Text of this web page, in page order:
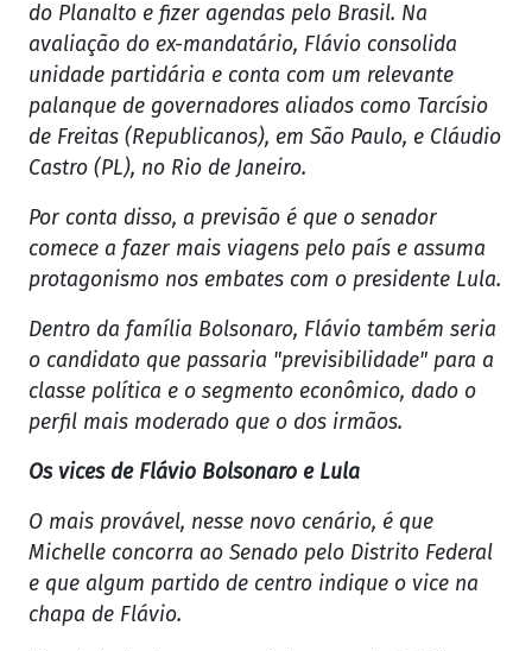
do Planalto e fizer agendas pelo Brasil. Na
avaliação do ex-mandatário, Flávio consolida
unidade partidária e conta com um relevante
palanque de governadores aliados como Tarcísio
de Freitas (Republicanos), em São Paulo, e Cláudio
Castro (PL), no Rio de Janeiro.
Por conta disso, a previsão é que o senador
comece a fazer mais viagens pelo país e assuma
protagonismo nos embates com o presidente Lula.
Dentro da família Bolsonaro, Flávio também seria
o candidato que passaria "previsibilidade" para a
classe política e o segmento econômico, dado o
perfil mais moderado que o dos irmãos.
Os vices de Flávio Bolsonaro e Lula
O mais provável, nesse novo cenário, é que
Michelle concorra ao Senado pelo Distrito Federal
e que algum partido de centro indique o vice na
chapa de Flávio.